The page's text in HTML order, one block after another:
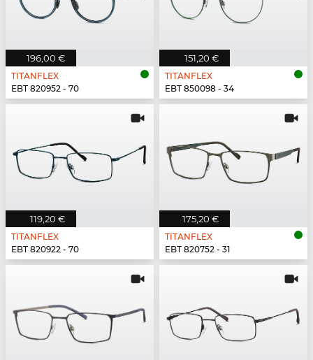
196,00 €
TITANFLEX
EBT 820952 - 70
151,20 €
TITANFLEX
EBT 850098 - 34
119,20 €
TITANFLEX
EBT 820922 - 70
175,20 €
TITANFLEX
EBT 820752 - 31